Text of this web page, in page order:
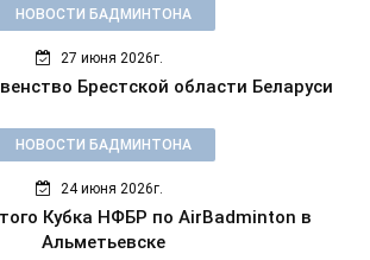
НОВОСТИ БАДМИНТОНА
27 июня 2026г.
Брестской области Беларуси
НОВОСТИ БАДМИНТОНА
24 июня 2026г.
Кубка НФБР по AirBadminton в
Альметьевске